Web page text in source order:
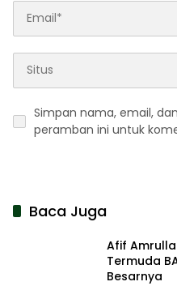
Simpan nama, email,
peramban ini untuk
Baca Juga
Afif
Termuda
Besarnya